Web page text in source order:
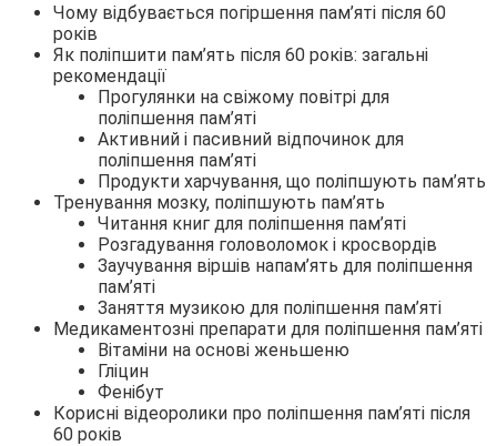
Чому відбувається погіршення пам’яті після 60
років
Як поліпшити пам’ять після 60 років: загальні
рекомендації
Прогулянки на свіжому повітрі для
поліпшення пам’яті
Активний і пасивний відпочинок для
поліпшення пам’яті
Продукти харчування, що поліпшують пам’ять
Тренування мозку, поліпшують пам’ять
Читання книг для поліпшення пам’яті
Розгадування головоломок і кросвордів
Заучування віршів напам’ять для поліпшення
пам’яті
Заняття музикою для поліпшення пам’яті
Медикаментозні препарати для поліпшення пам’яті
Вітаміни на основі женьшеню
Гліцин
Фенібут
Корисні відеоролики про поліпшення пам’яті після
60 років